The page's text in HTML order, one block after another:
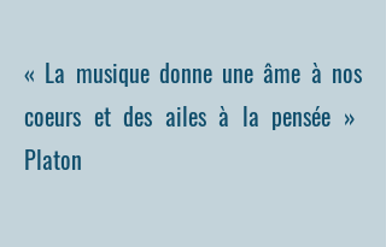
« La musique donne une âme à nos
coeurs et des ailes à la pensée »
Platon